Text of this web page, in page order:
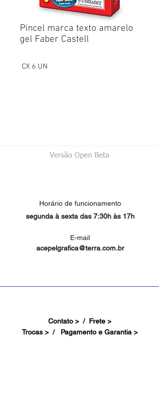
Pincel marca texto amarelo
gel Faber Castell
CX 6 UN
Versão Open Beta
Horário de funcionamento
segunda à sexta das 7:30h às 17h
E-mail
acepelgrafica@terra.com.br
Contato > / Frete >
Trocas > / Pagamento e Garantia >